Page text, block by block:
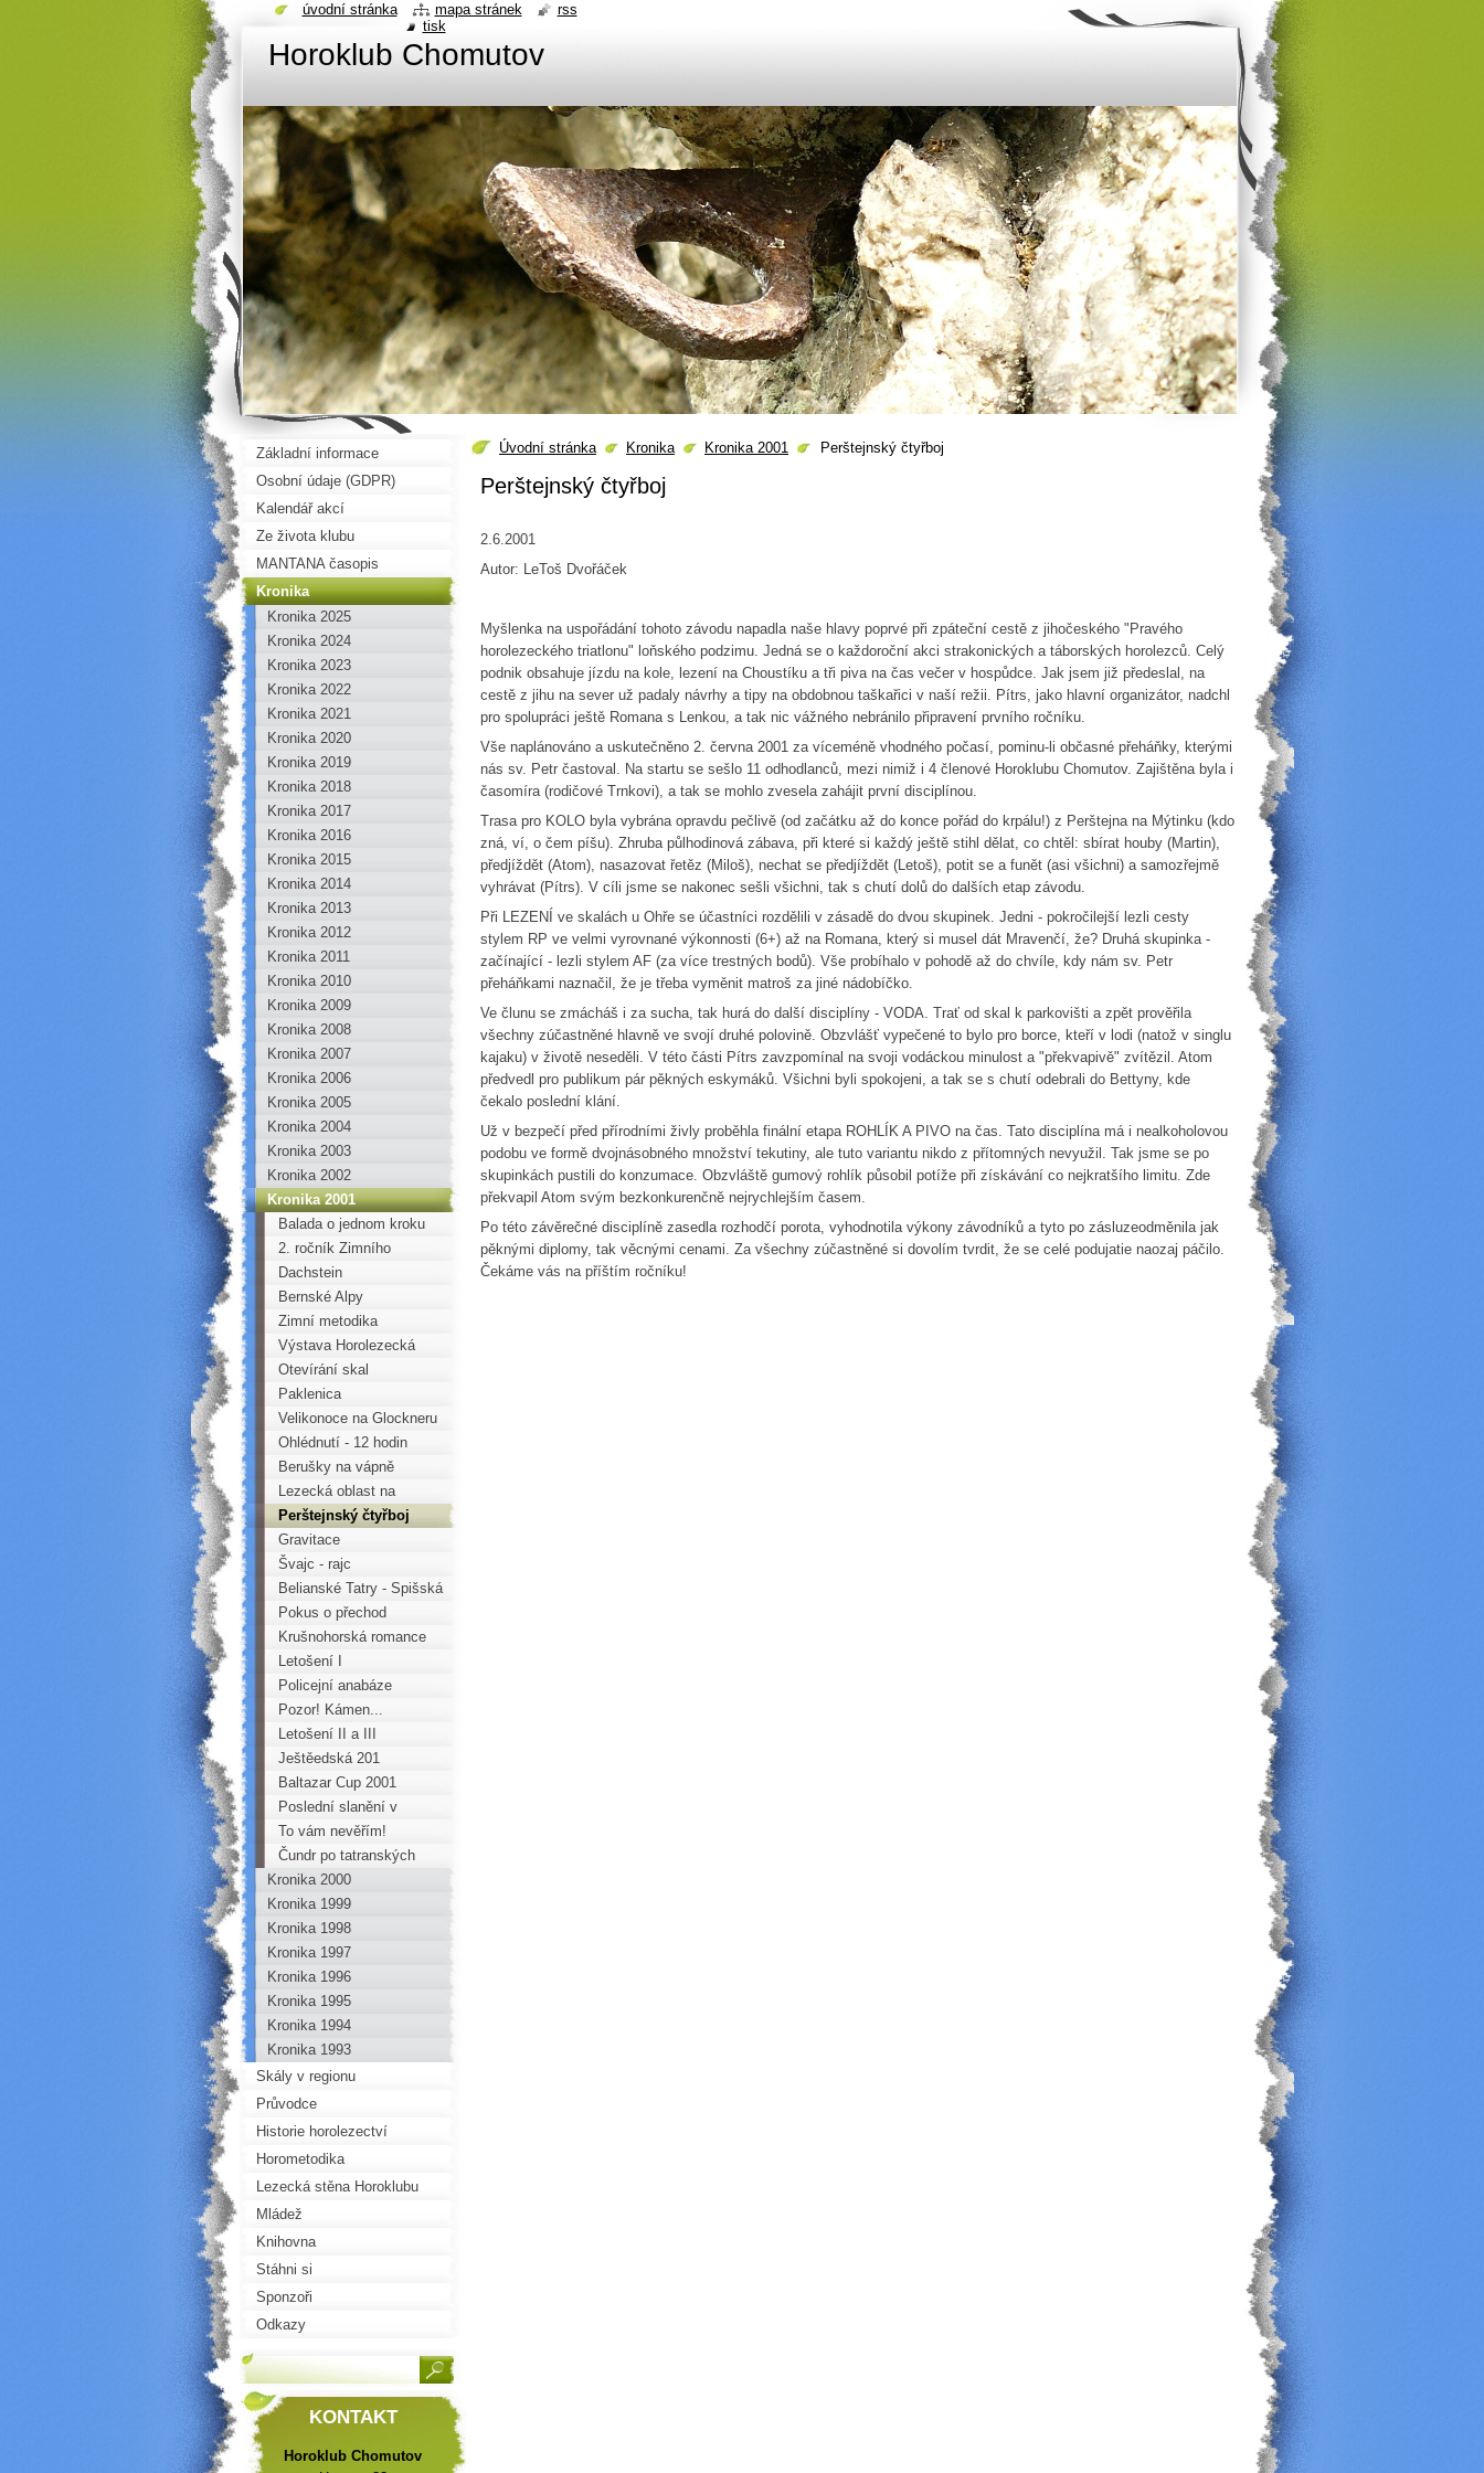
Horoklub Chomutov
Úvodní stránka Kronika Kronika 2001 Perštejnský čtyřboj
Perštejnský čtyřboj
2.6.2001
Autor: LeToš Dvořáček
Myšlenka na uspořádání tohoto závodu napadla naše hlavy poprvé při zpáteční cestě z jihočeského "Pravého
horolezeckého triatlonu" loňského podzimu. Jedná se o každoroční akci strakonických a táborských horolezců. Celý
podnik obsahuje jízdu na kole, lezení na Choustíku a tři piva na čas večer v hospůdce. Jak jsem již předeslal, na
cestě z jihu na sever už padaly návrhy a tipy na obdobnou taškařici v naší režii. Pítrs, jako hlavní organizátor, nadchl
pro spolupráci ještě Romana s Lenkou, a tak nic vážného nebránilo připravení prvního ročníku.
Vše naplánováno a uskutečněno 2. června 2001 za víceméně vhodného počasí, pominu-li občasné přeháňky, kterými
nás sv. Petr častoval. Na startu se sešlo 11 odhodlanců, mezi nimiž i 4 členové Horoklubu Chomutov. Zajištěna byla i
časomíra (rodičové Trnkovi), a tak se mohlo zvesela zahájit první disciplínou.
Trasa pro KOLO byla vybrána opravdu pečlivě (od začátku až do konce pořád do krpálu!) z Perštejna na Mýtinku (kdo
zná, ví, o čem píšu). Zhruba půlhodinová zábava, při které si každý ještě stihl dělat, co chtěl: sbírat houby (Martin),
předjíždět (Atom), nasazovat řetěz (Miloš), nechat se předjíždět (Letoš), potit se a funět (asi všichni) a samozřejmě
vyhrávat (Pítrs). V cíli jsme se nakonec sešli všichni, tak s chutí dolů do dalších etap závodu.
Při LEZENÍ ve skalách u Ohře se účastníci rozdělili v zásadě do dvou skupinek. Jedni - pokročilejší lezli cesty
stylem RP ve velmi vyrovnané výkonnosti (6+) až na Romana, který si musel dát Mravenčí, že? Druhá skupinka -
začínající - lezli stylem AF (za více trestných bodů). Vše probíhalo v pohodě až do chvíle, kdy nám sv. Petr
přeháňkami naznačil, že je třeba vyměnit matroš za jiné nádobíčko.
Ve člunu se zmácháš i za sucha, tak hurá do další disciplíny - VODA. Trať od skal k parkovišti a zpět prověřila
všechny zúčastněné hlavně ve svojí druhé polovině. Obzvlášť vypečené to bylo pro borce, kteří v lodi (natož v singlu
kajaku) v životě neseděli. V této části Pítrs zavzpomínal na svoji vodáckou minulost a "překvapivě" zvítězil. Atom
předvedl pro publikum pár pěkných eskymáků. Všichni byli spokojeni, a tak se s chutí odebrali do Bettyny, kde
čekalo poslední klání.
Už v bezpečí před přírodními živly proběhla finální etapa ROHLÍK A PIVO na čas. Tato disciplína má i nealkoholovou
podobu ve formě dvojnásobného množství tekutiny, ale tuto variantu nikdo z přítomných nevyužil. Tak jsme se po
skupinkách pustili do konzumace. Obzvláště gumový rohlík působil potíže při získávání co nejkratšího limitu. Zde
překvapil Atom svým bezkonkurenčně nejrychlejším časem.
Po této závěrečné disciplíně zasedla rozhodčí porota, vyhodnotila výkony závodníků a tyto po zásluzeodměnila jak
pěknými diplomy, tak věcnými cenami. Za všechny zúčastněné si dovolím tvrdit, že se celé podujatie naozaj páčilo.
Čekáme vás na příštím ročníku!
Základní informace
Osobní údaje (GDPR)
Kalendář akcí
Ze života klubu
MANTANA časopis
Kronika
Kronika 2025
Kronika 2024
Kronika 2023
Kronika 2022
Kronika 2021
Kronika 2020
Kronika 2019
Kronika 2018
Kronika 2017
Kronika 2016
Kronika 2015
Kronika 2014
Kronika 2013
Kronika 2012
Kronika 2011
Kronika 2010
Kronika 2009
Kronika 2008
Kronika 2007
Kronika 2006
Kronika 2005
Kronika 2004
Kronika 2003
Kronika 2002
Kronika 2001
Balada o jednom kroku
2. ročník Zimního
táboření
Dachstein
Bernské Alpy
Zimní metodika
Výstava Horolezecká
zastavení
Otevírání skal
Paklenica
Velikonoce na Glockneru
Ohlédnutí - 12 hodin
lezení - Bořeň - 1. ročník
Berušky na vápně
Lezecká oblast na
zakázku
Perštejnský čtyřboj
Gravitace
Švajc - rajc
Belianské Tatry - Spišská
Magurura - Pieniny
Pokus o přechod
hlavního hřebene
Vysokých Tater
Krušnohorská romance
Letošení I
Policejní anabáze
Pozor! Kámen...
Letošení II a III
Ještěedská 201
Baltazar Cup 2001
Poslední slanění v
Dubině
To vám nevěřím!
Čundr po tatranských
ledopádech
Kronika 2000
Kronika 1999
Kronika 1998
Kronika 1997
Kronika 1996
Kronika 1995
Kronika 1994
Kronika 1993
Skály v regionu
Průvodce
Historie horolezectví
Horometodika
Lezecká stěna Horoklubu
Mládež
Knihovna
Stáhni si
Sponzoři
Odkazy
KONTAKT
Horoklub Chomutov
úvodní stránka mapa stránek
rss
tisk